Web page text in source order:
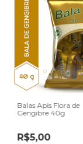
Balas Apis Flora de
Gengibre 40g
R$5,00